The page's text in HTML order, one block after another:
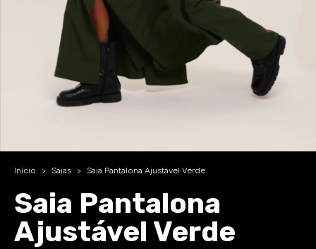
Início > Saias > Saia Pantalona Ajustável Verde
Saia Pantalona
Ajustável Verde